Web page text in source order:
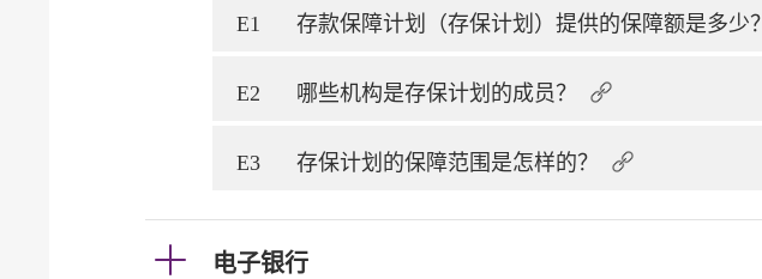
E1 存款保障计划（存保计划）提供的保障额是多少？
E2 哪些机构是存保计划的成员？
E3 存保计划的保障范围是怎样的？
电子银行